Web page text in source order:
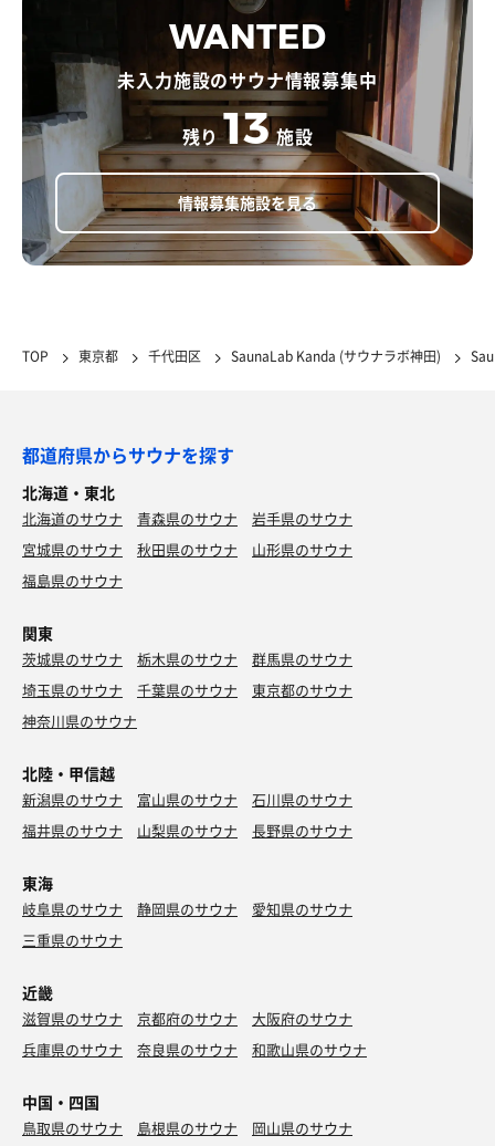
WANTED
未入力施設のサウナ情報募集中
残り 13 施設
情報募集施設を見る
TOP 東京都 千代田区 SaunaLab Kanda (サウナラボ神田)
都道府県からサウナを探す
北海道・東北
北海道のサウナ 青森県のサウナ
岩手県のサウナ
宮城県のサウナ
秋田県のサウナ
山形県のサウナ
福島県のサウナ
関東
茨城県のサウナ 栃木県のサウナ
群馬県のサウナ
埼玉県のサウナ
千葉県のサウナ
東京都のサウナ
神奈川県のサウナ
北陸・甲信越
新潟県のサウナ 富山県のサウナ
石川県のサウナ
福井県のサウナ
山梨県のサウナ 長野県のサウナ
東海
岐阜県のサウナ 静岡県のサウナ
愛知県のサウナ
三重県のサウナ
近畿
滋賀県のサウナ 京都府のサウナ
大阪府のサウナ
兵庫県のサウナ
奈良県のサウナ 和歌山県のサウナ
中国・四国
鳥取県のサウナ 島根県のサウナ
岡山県のサウナ